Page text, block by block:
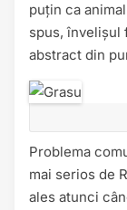
puțin ca
spus, învelișul
abstract din
Problema
mai serios de
ales atunci